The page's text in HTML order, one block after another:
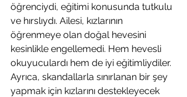
öğrenciydi, eğitimi konusunda tutkulu
ve hırslıydı. Ailesi, kızlarının
öğrenmeye olan doğal hevesini
kesinlikle engellemedi. Hem hevesli
okuyuculardı hem de iyi eğitimliydiler.
Ayrıca, skandallarla sınırlanan bir şey
yapmak için kızlarını destekleyecek